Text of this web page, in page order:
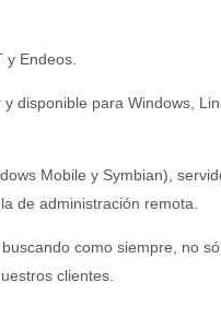
Endeos.
disponible para Windows,
Mobile y Symbian),
de administración remota.
, buscando como siempre, no
clientes.